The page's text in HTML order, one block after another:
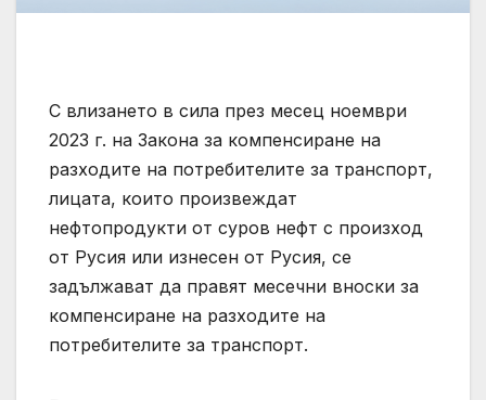
С влизането в сила през месец ноември
2023 г. на Закона за компенсиране на
разходите на потребителите за транспорт,
лицата, които произвеждат
нефтопродукти от суров нефт с произход
от Русия или изнесен от Русия, се
задължават да правят месечни вноски за
компенсиране на разходите на
потребителите за транспорт.